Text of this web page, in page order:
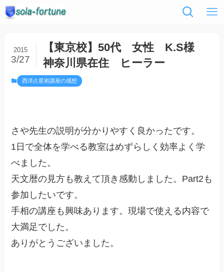
【東京校】50代 女性 K.S様
神奈川県在住 ヒーラー
2015
3/27
西洋占星術講座の感想
さや先生の説明が分かりやすく良かったです。
1日で全体を学べる教室はめずらしく効率よく学
べました。
天文暦の見方も教えて頂き感動しました。Part2も
参加したいです。
手相の講座も興味あります。現場で使える内容で
大満足でした。
ありがとうございました。